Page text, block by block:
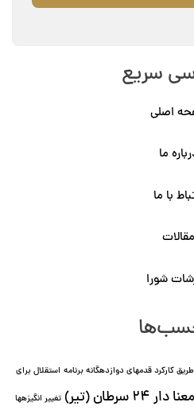
سریع
اصلی
ما
با ما
مقالات
شورا
طریق کارکرد قدمهای دوازده⁯گانه برنامه استقلال برای
سرطان (تیر)
تغییر انگیزه⁯ها